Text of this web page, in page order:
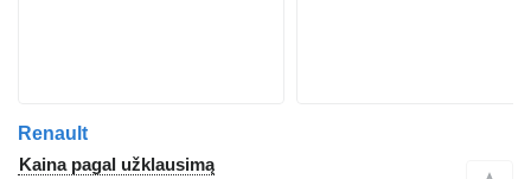
Renault
Kaina pagal užklausimą